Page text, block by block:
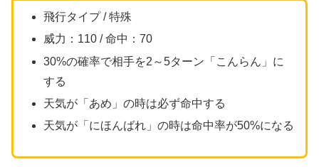
飛行タイプ / 特殊
威力：110 / 命中：70
30%の確率で相手を2～5ターン「こんらん」に
する
天気が「あめ」の時は必ず命中する
天気が「にほんばれ」の時は命中率が50%になる